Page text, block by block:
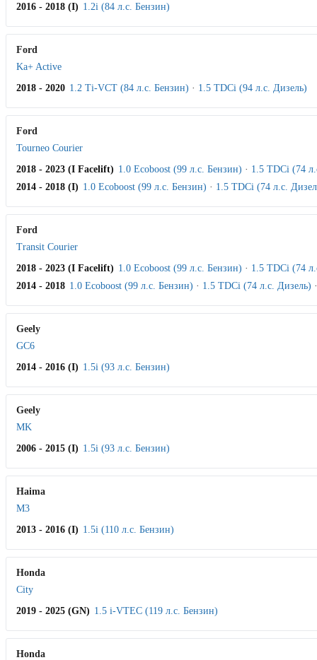
2016 - 2018 (I) 1.2i (84 л.с. Бензин)
Ford
Ka+ Active
2018 - 2020 1.2 Ti-VCT (84 л.с. Бензин) · 1.5 TDCi (94 л.с. Дизель)
Ford
Tourneo Courier
2018 - 2023 (I Facelift) 1.0 Ecoboost (99 л.с. Бензин) · 1.5 TDCi (74
2014 - 2018 (I) 1.0 Ecoboost (99 л.с. Бензин) · 1.5 TDCi (74 л.с.
Ford
Transit Courier
2018 - 2023 (I Facelift) 1.0 Ecoboost (99 л.с. Бензин) · 1.5 TDCi (74
2014 - 2018 1.0 Ecoboost (99 л.с. Бензин) · 1.5 TDCi (74 л.с. Дизель)
Geely
GC6
2014 - 2016 (I) 1.5i (93 л.с. Бензин)
Geely
MK
2006 - 2015 (I) 1.5i (93 л.с. Бензин)
Haima
M3
2013 - 2016 (I) 1.5i (110 л.с. Бензин)
Honda
City
2019 - 2025 (GN) 1.5 i-VTEC (119 л.с. Бензин)
Honda